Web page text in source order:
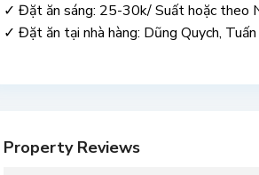
✓ Đặt ăn sáng: 25-30k/ Suất hoặc theo
✓ Đặt ăn tại nhà hàng: Dũng Quych,
Property Reviews